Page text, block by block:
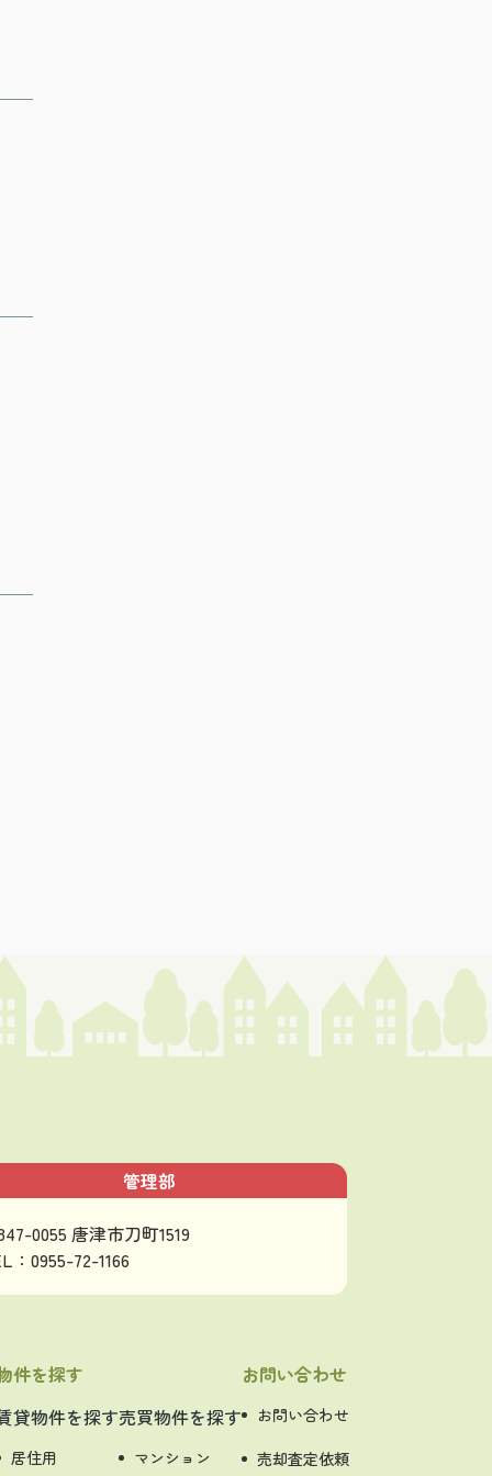
管理部
0055 唐津市刀町1519
：0955-72-1166
件を探す
貸物件を探す
居住用
売買物件を探す
マンション
お問い合わせ
お問い合わせ
売却査定依頼